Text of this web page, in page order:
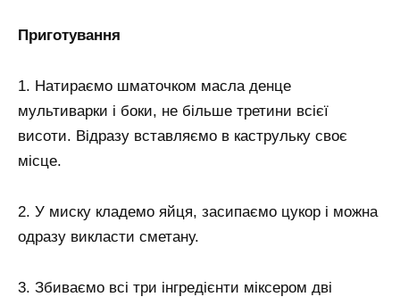
Приготування
1. Натираємо шматочком масла денце
мультиварки і боки, не більше третини всієї
висоти. Відразу вставляємо в каструльку своє
місце.
2. У миску кладемо яйця, засипаємо цукор і можна
одразу викласти сметану.
3. Збиваємо всі три інгредієнти міксером дві